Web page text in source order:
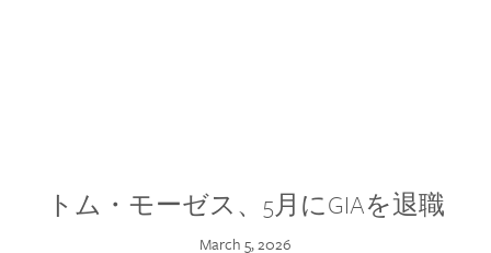
トム・モーゼス、5月にGIAを退職
March 5, 2026